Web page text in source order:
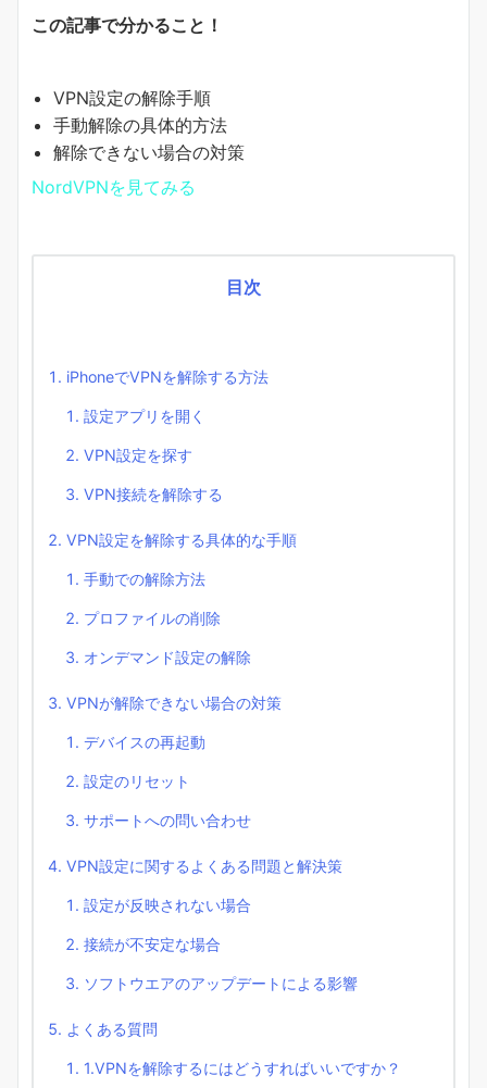
この記事で分かること！
VPN設定の解除手順
手動解除の具体的方法
解除できない場合の対策
NordVPNを見てみる
目次
iPhoneでVPNを解除する方法
設定アプリを開く
VPN設定を探す
VPN接続を解除する
VPN設定を解除する具体的な手順
手動での解除方法
プロファイルの削除
オンデマンド設定の解除
VPNが解除できない場合の対策
デバイスの再起動
設定のリセット
サポートへの問い合わせ
VPN設定に関するよくある問題と解決策
設定が反映されない場合
接続が不安定な場合
ソフトウエアのアップデートによる影響
よくある質問
1.VPNを解除するにはどうすればいいですか？